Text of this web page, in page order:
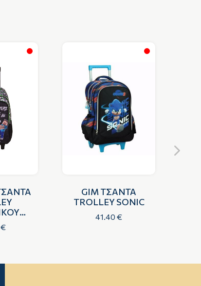
GIM ΤΣΑΝΤΑ
TROLLEY SONIC
41.40 €